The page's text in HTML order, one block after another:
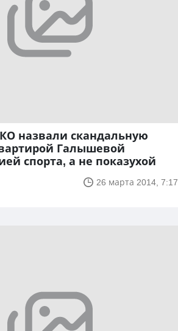
назвали скандальную
Галышевой
спорта, а не показухой
26 марта 2014, 7:17